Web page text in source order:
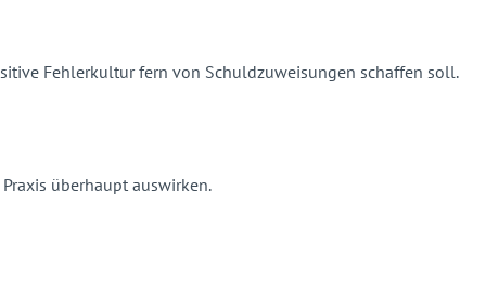
Fehlerkultur fern von Schuldzuweisungen schaffen soll.
überhaupt auswirken.